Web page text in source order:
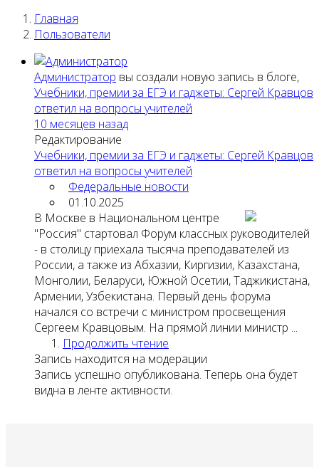
Главная
Пользователи
Администратор вы создали новую запись в блоге,
Учебники, премии за ЕГЭ и гаджеты: Сергей Кравцов
ответил на вопросы учителей
10 месяцев назад
Редактирование
Учебники, премии за ЕГЭ и гаджеты: Сергей Кравцов
ответил на вопросы учителей
Федеральные новости
01.10.2025
В Москве в Национальном центре
"Россия" стартовал Форум классных руководителей
- в столицу приехала тысяча преподавателей из
России, а также из Абхазии, Киргизии, Казахстана,
Монголии, Беларуси, Южной Осетии, Таджикистана,
Армении, Узбекистана. Первый день форума
начался со встречи с министром просвещения
Сергеем Кравцовым. На прямой линии министр ...
Продолжить чтение
Запись находится на модерации
Запись успешно опубликована. Теперь она будет
видна в ленте активности.